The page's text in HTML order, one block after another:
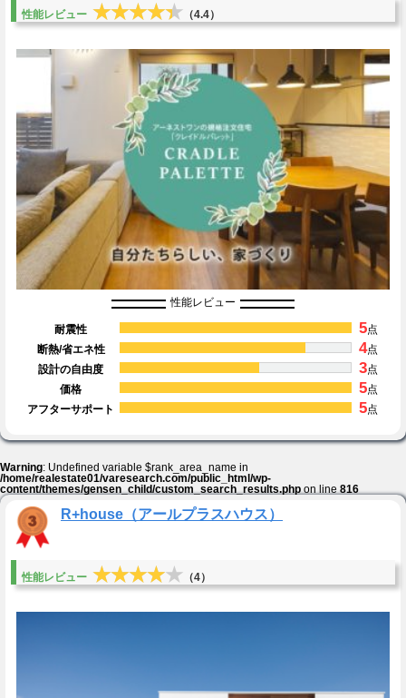
性能レビュー ★★★★★
★★★★★ （4.4）
性能レビュー
耐震性 5点
断熱/省エネ性
4点
設計の自由度
3点
価格
5点
アフターサポート
5点
Warning: Undefined variable $rank_area_name in
/home/realestate01/varesearch.com/public_html/wp-
content/themes/gensen_child/custom_search_results.php on line 816
R+house（アールプラスハウス）
性能レビュー ★★★★★
★★★★★ （4）